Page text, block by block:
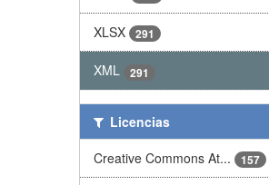
XLSX 291
XML 291
Licencias
Creative Commons At...
157